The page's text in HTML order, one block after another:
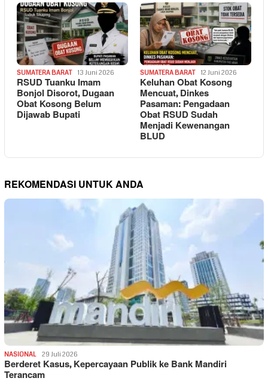
SUMATERA BARAT 13 Juni 2026
RSUD Tuanku Imam
Bonjol Disorot, Dugaan
Obat Kosong Belum
Dijawab Bupati
SUMATERA BARAT 12 Juni 2026
Keluhan Obat Kosong
Mencuat, Dinkes
Pasaman: Pengadaan
Obat RSUD Sudah
Menjadi Kewenangan
BLUD
REKOMENDASI UNTUK ANDA
NASIONAL 29 Juli 2026
Berderet Kasus, Kepercayaan Publik ke Bank Mandiri
Terancam